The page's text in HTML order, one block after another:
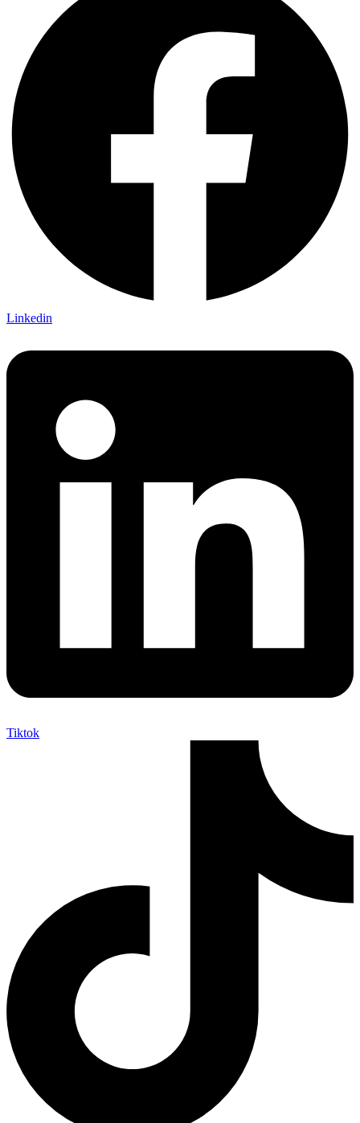
Linkedin
Tiktok